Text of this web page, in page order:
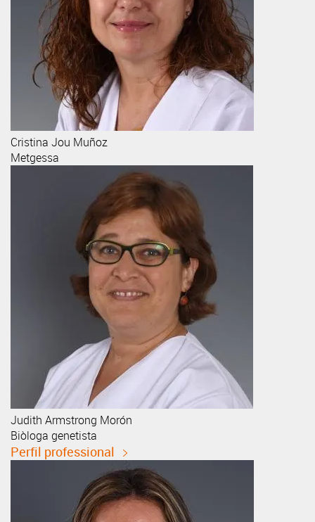
Cristina Jou Muñoz
Metgessa
Judith Armstrong Morón
Biòloga genetista
Perfil professional